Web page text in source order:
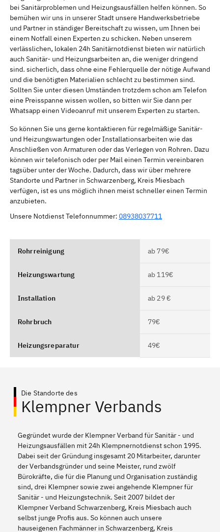
bei Sanitärproblemen und Heizungsausfällen helfen können. So
bemühen wir uns in unserer Stadt unsere Handwerksbetriebe
und Partner in ständiger Bereitschaft zu wissen, um Ihnen bei
einem Notfall einen Experten zu schicken. Neben unserem
verlässlichen, lokalen 24h Sanitärnotdienst bieten wir natürlich
auch Sanitär- und Heizungsarbeiten an, die weniger dringend
sind. sicherlich, dass ohne eine Fehlerquelle der nötige Aufwand
und die benötigten Materialien schlecht zu bestimmen sind.
Sollten Sie unter diesen Umständen trotzdem schon am Telefon
eine Preisspanne wissen wollen, so bitten wir Sie dann per
Whatsapp einen Videoanruf mit unserem Experten zu starten.
So können Sie uns gerne kontaktieren für regelmäßige Sanitär-
und Heizungswartungen oder Installationsarbeiten wie das
Anschließen von Armaturen oder das Verlegen von Rohren. Dazu
können wir telefonisch oder per Mail einen Termin vereinbaren
tagsüber unter der Woche. Dadurch, dass wir über mehrere
Standorte und Partner in Schwarzenberg, Kreis Miesbach
verfügen, ist es uns möglich ihnen meist schneller einen Termin
anzubieten.
Unsere Notdienst Telefonnummer: 08938037711
Rohrreinigung ab 79€
Heizungswartung ab 119€
Installation ab 29 €
Rohrbruch 79€
Heizungsreparatur 49€
Die Standorte des
Klempner Verbands
Gegründet wurde der Klempner Verband für Sanitär - und
Heizungsausfällen mit 24h Klempnernotdienst schon 1995.
Dabei seit der Gründung insgesamt 20 Mitarbeiter, darunter
der Verbandsgründer und seine Meister, rund zwölf
Bürokräfte, die für die Planung und Organisation zuständig
sind, drei Klempner sowie zwei angehende Klempner für
Sanitär - und Heizungstechnik. Seit 2007 bildet der
Klempner Verband Schwarzenberg, Kreis Miesbach auch
selbst junge Profis aus. So können auch unsere
hauseigenen Fachmänner in Schwarzenberg, Kreis